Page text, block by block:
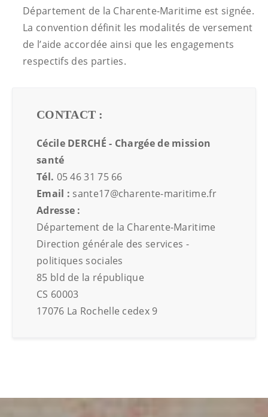
Département de la Charente-Maritime est signée.
La convention définit les modalités de versement
de l’aide accordée ainsi que les engagements
respectifs des parties.
CONTACT :
Cécile DERCHÉ - Chargée de mission
santé
Tél. 05 46 31 75 66
Email : sante17@charente-maritime.fr
Adresse :
Département de la Charente-Maritime
Direction générale des services -
politiques sociales
85 bld de la république
CS 60003
17076 La Rochelle cedex 9